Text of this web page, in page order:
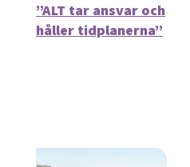
”ALT tar ansvar och
håller tidplanerna”